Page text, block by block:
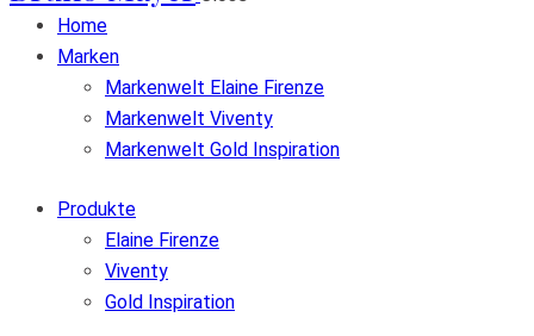
Home
Marken
Markenwelt Elaine Firenze
Markenwelt Viventy
Markenwelt Gold Inspiration
Produkte
Elaine Firenze
Viventy
Gold Inspiration